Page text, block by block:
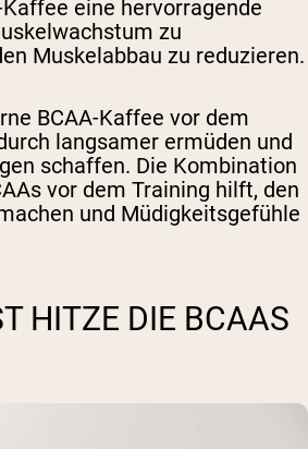
eine hervorragende
zu
Muskelabbau zu reduzieren.
BCAA-Kaffee vor dem
langsamer ermüden und
schaffen. Die Kombination
vor dem Training hilft, den
und Müdigkeitsgefühle
HITZE DIE BCAAS